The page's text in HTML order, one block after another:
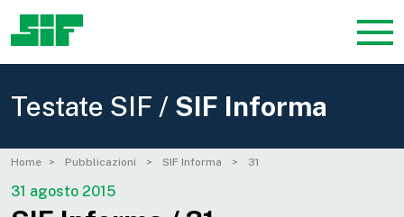
Testate SIF / SIF Informa
Home Pubblicazioni SIF Informa 31
31 agosto 2015